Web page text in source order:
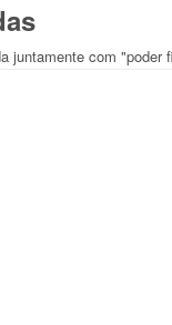
juntamente com "poder